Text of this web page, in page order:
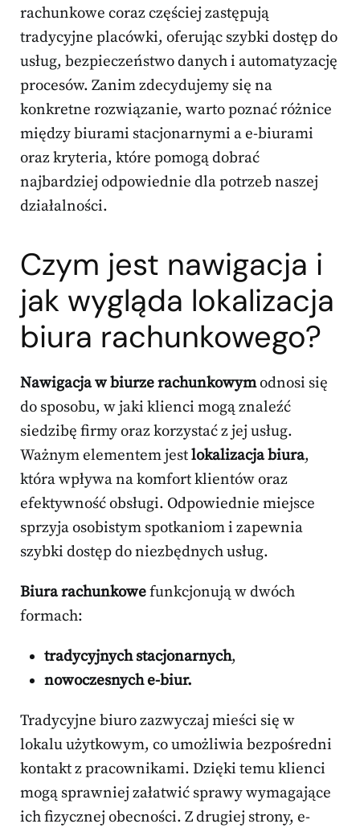
rachunkowe coraz częściej zastępują
tradycyjne placówki, oferując szybki dostęp do
usług, bezpieczeństwo danych i automatyzację
procesów. Zanim zdecydujemy się na
konkretne rozwiązanie, warto poznać różnice
między biurami stacjonarnymi a e-biurami
oraz kryteria, które pomogą dobrać
najbardziej odpowiednie dla potrzeb naszej
działalności.
Czym jest nawigacja i
jak wygląda lokalizacja
biura rachunkowego?
Nawigacja w biurze rachunkowymodnosi się
do sposobu, w jaki klienci mogą znaleźć
siedzibę firmy oraz korzystać z jej usług.
Ważnym elementem jestlokalizacja biura,
która wpływa na komfort klientów oraz
efektywność obsługi. Odpowiednie miejsce
sprzyja osobistym spotkaniom i zapewnia
szybki dostęp do niezbędnych usług.
Biura rachunkowefunkcjonują w dwóch
formach:
tradycyjnych stacjonarnych,
nowoczesnych e-biur.
Tradycyjne biuro zazwyczaj mieści się w
lokalu użytkowym, co umożliwia bezpośredni
kontakt z pracownikami. Dzięki temu klienci
mogą sprawniej załatwić sprawy wymagające
ich fizycznej obecności. Z drugiej strony, e-